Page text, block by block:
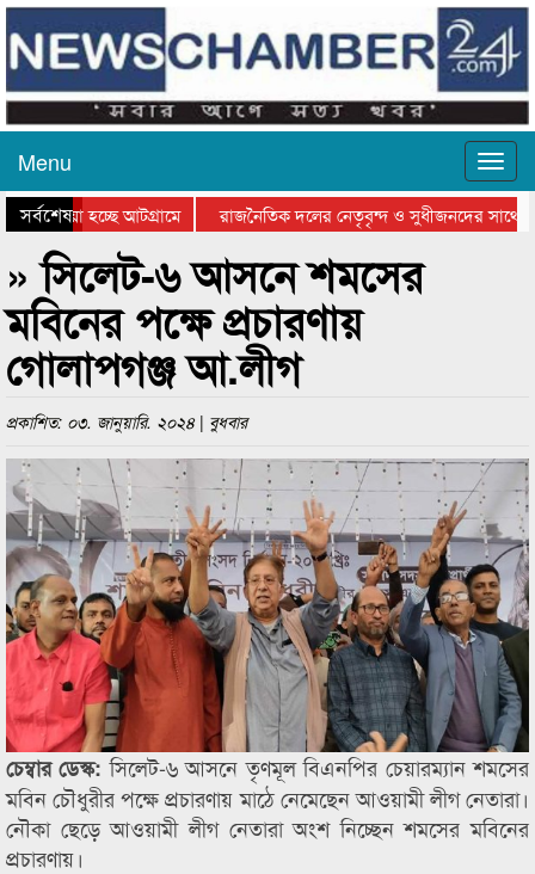
Menu
সর্বশেষ
যাওয়া হচ্ছে আটগ্রামে
রাজনৈতিক দলের নেতৃবৃন্দ ও সুধীজনদের সাথে
পুরস্কার বিতরণ সম্পন্ন
» সিলেট-৬ আসনে শমসের
মবিনের পক্ষে প্রচারণায়
গোলাপগঞ্জ আ.লীগ
প্রকাশিত: ০৩. জানুয়ারি. ২০২৪ | বুধবার
চেম্বার ডেস্ক:সিলেট-৬ আসনে তৃণমূল বিএনপির চেয়ারম্যান শমসের
মবিন চৌধুরীর পক্ষে প্রচারণায় মাঠে নেমেছেন আওয়ামী লীগ নেতারা।
নৌকা ছেড়ে আওয়ামী লীগ নেতারা অংশ নিচ্ছেন শমসের মবিনের
প্রচারণায়।